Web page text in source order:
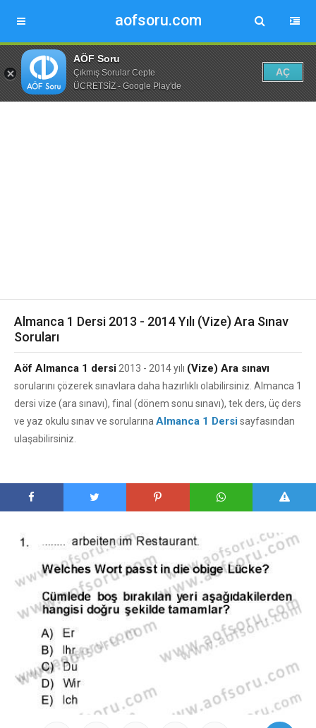
aofsoru.com
AÖF Soru
Çıkmış Sorular Cepte
ÜCRETSİZ - Google Play'de
AÇ
Almanca 1 Dersi 2013 - 2014 Yılı (Vize) Ara Sınav
Soruları
Aöf Almanca 1 dersi 2013 - 2014 yılı (Vize) Ara sınavı
sorularını çözerek sınavlara daha hazırlıklı olabilirsiniz. Almanca 1
dersi vize (ara sınavı), final (dönem sonu sınavı), tek ders, üç ders
ve yaz okulu sınav ve sorularına Almanca 1 Dersisayfasından
ulaşabilirsiniz.